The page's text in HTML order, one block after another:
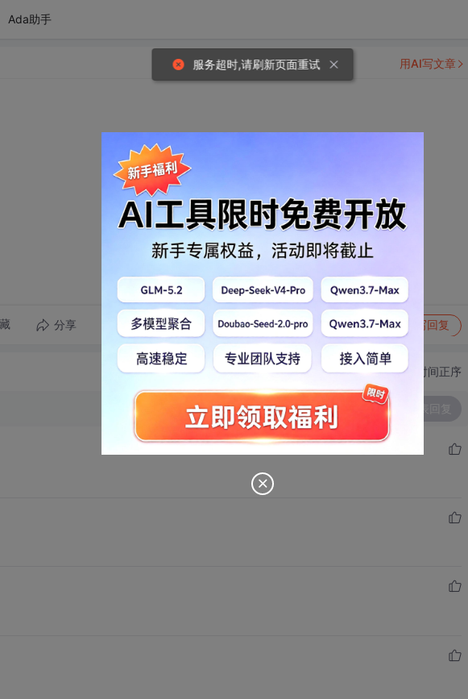
Ada助手
瞄几眼~同性投来羡慕的目光~~但是··脑子里除了你还是你~要是你在多好·想让
即使你不能陪伴也想与你分享美好心情···而你却铁了心不与我联系···
分享 转发到动态 举报 写回复
用AI写文章
切换为时间正序
服务超时,请刷新页面重试